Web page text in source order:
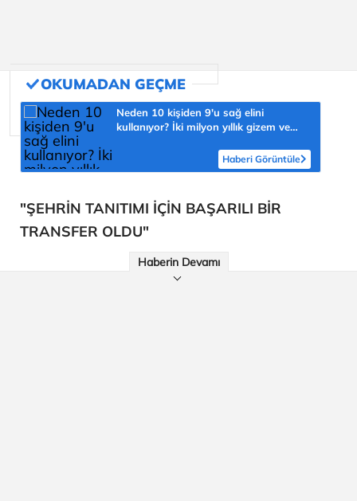
Neden 10 kişiden 9'u sağ elini
kullanıyor? İki milyon yıllık gizem ve
Haberi Görüntüle
"ŞEHRİN TANITIMI İÇİN BAŞARILI BİR
TRANSFER OLDU"
Haberin Devamı